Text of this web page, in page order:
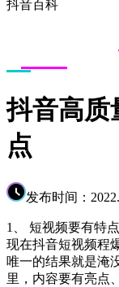
抖音百科
抖音高质
点
发布时间：
1、 短视频要有特点
现在抖音短视频程
唯一的结果就是淹
里，内容要有亮点